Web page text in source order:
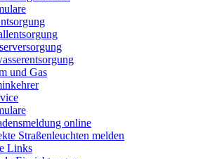
und Gas
online
Straßenleuchten melden
Links